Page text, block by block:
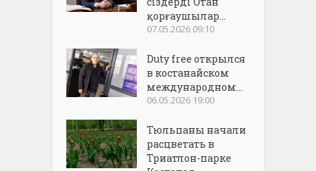
қорғаушылар...
07.05.2026 09:10
Duty free открылся
в костанайском
международном...
06.05.2026 19:00
Тюльпаны начали
расцветать в
Триатлон-парке